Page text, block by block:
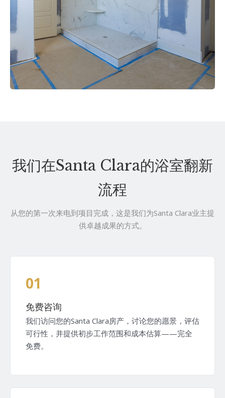
我们在Santa Clara的浴室翻新
流程
从您的第一次来电到项目完成，这是我们为Santa Clara业主提
供卓越成果的方式。
01
免费咨询
我们访问您的Santa Clara房产，讨论您的愿景，评估
可行性，并提供初步工作范围和成本估算——完全
免费。